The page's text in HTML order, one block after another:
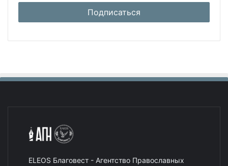
ELEOS Благовест - Агентство Православных